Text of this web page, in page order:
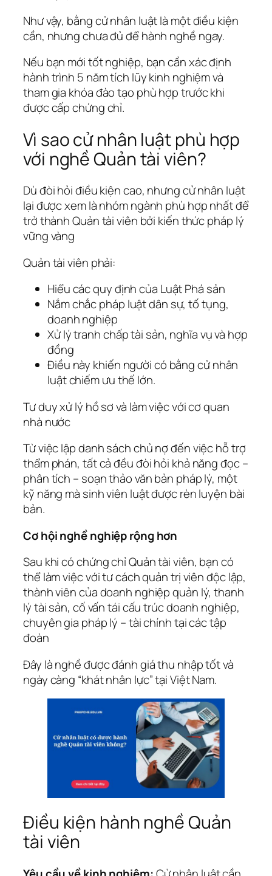
Như vậy, bằng cử nhân luật là một điều kiện
cần, nhưng chưa đủ để hành nghề ngay.
Nếu bạn mới tốt nghiệp, bạn cần xác định
hành trình 5 năm tích lũy kinh nghiệm và
tham gia khóa đào tạo phù hợp trước khi
được cấp chứng chỉ.
Vì sao cử nhân luật phù hợp
với nghề Quản tài viên?
Dù đòi hỏi điều kiện cao, nhưng cử nhân luật
lại được xem là nhóm ngành phù hợp nhất để
trở thành Quản tài viên bởi kiến thức pháp lý
vững vàng
Quản tài viên phải:
Hiểu các quy định của Luật Phá sản
Nắm chắc pháp luật dân sự, tố tụng,
doanh nghiệp
Xử lý tranh chấp tài sản, nghĩa vụ và hợp
đồng
Điều này khiến người có bằng cử nhân
luật chiếm ưu thế lớn.
Tư duy xử lý hồ sơ và làm việc với cơ quan
nhà nước
Từ việc lập danh sách chủ nợ đến việc hỗ trợ
thẩm phán, tất cả đều đòi hỏi khả năng đọc –
phân tích – soạn thảo văn bản pháp lý, một
kỹ năng mà sinh viên luật được rèn luyện bài
bản.
Cơ hội nghề nghiệp rộng hơn
Sau khi có chứng chỉ Quản tài viên, bạn có
thể làm việc với tư cách quản trị viên độc lập,
thành viên của doanh nghiệp quản lý, thanh
lý tài sản, cố vấn tái cấu trúc doanh nghiệp,
chuyên gia pháp lý – tài chính tại các tập
đoàn
Đây là nghề được đánh giá thu nhập tốt và
ngày càng “khát nhân lực” tại Việt Nam.
Điều kiện hành nghề Quản
tài viên